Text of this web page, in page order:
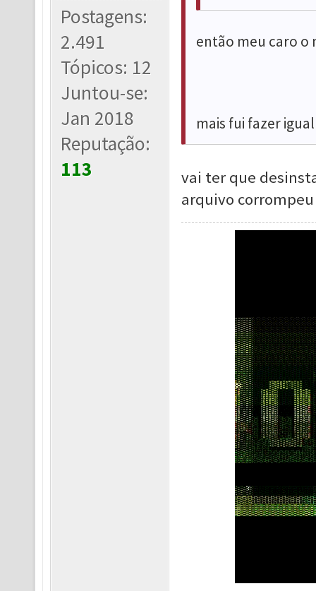
Postagens:
2.491
Tópicos: 12
Juntou-se:
Jan 2018
Reputação:
113
então meu caro o
mais fui fazer
vai ter que
arquivo corrompeu